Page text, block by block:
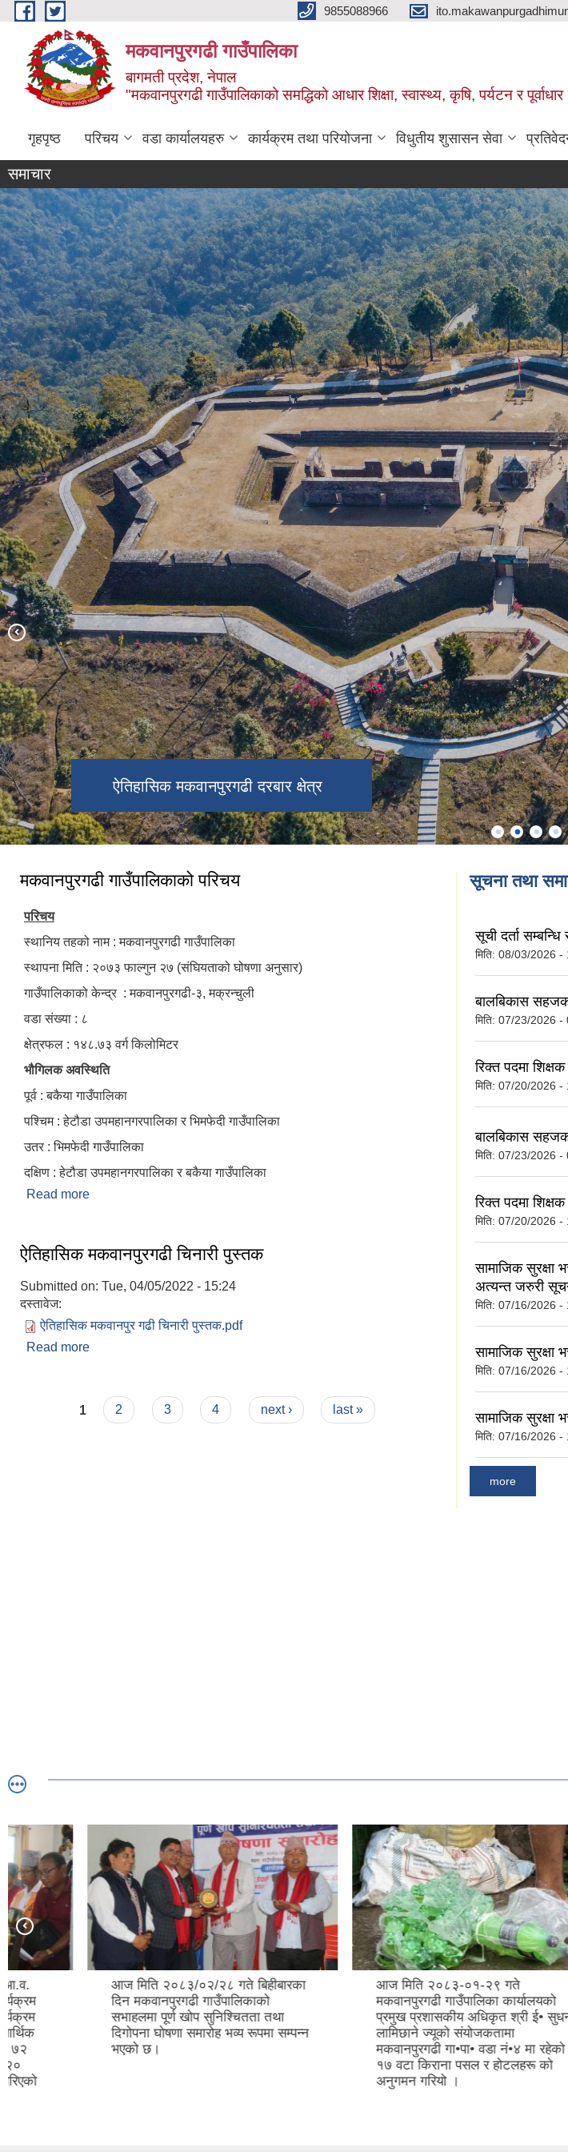
Skip to main content 9855088966
मकवानपुरगढी गाउँपालिका
बागमती प्रदेश, नेपाल
"मकवानपुरगढी गाउँपालिकाको समद्धिको आधार शिक्षा, स्‍वास्‍थ्‍य, कृषि, पर्यटन र पूर्वाधार
गृहपृष्ठ परिचय वडा कार्यालयहरु कार्यक्रम तथा परियोजना विधुतीय शुसासन सेवा
समाचार
मकवानपुरगढी गाउँपालिकाको दशौं गाउँसभा,
२०८०-१०-०५
ऐतिहासिक मकवानपुरगढी दरबार क्षेत्र
ऐतिहासिक प्रस्तावित ढुंगेगढी
मनकामना मन्दिर
सहिद रुद्रबहादुर पाख्रिन स्‍मृति वाटिका
मकवानपुरगढी गाउँपालिकाको परिचय
परिचय
स्थानिय तहको नाम : मकवानपुरगढी गाउँपालिका
स्थापना मिति : २०७३ फाल्गुन २७ (संघियताको घोषणा अनुसार)
गाउँपालिकाको केन्द्र : मकवानपुरगढी-३, मक्रन्चुली
वडा संख्या : ८
क्षेत्रफल : १४८.७३ वर्ग किलोमिटर
भौगिलक अवस्थिति
पूर्व : बकैया गाउँपालिका
पश्चिम : हेटौडा उपमहानगरपालिका र भिमफेदी गाउँपालिका
उतर : भिमफेदी गाउँपालिका
दक्षिण : हेटौडा उपमहानगरपालिका र बकैया गाउँपालिका
Read more
ऐतिहासिक मकवानपुरगढी चिनारी पुस्तक
Submitted on: Tue, 04/05/2022 - 15:24
दस्तावेज:
ऐतिहासिक मकवानपुर गढी चिनारी पुस्तक.pdf
Read more
Pages
1 2 3 4 next › last »
सूचना तथा
सूची दर्ता
मिति: 08/03/2026 -
बालबिकास
मिति: 07/23/2026 -
रिक्त पदमा
मिति: 07/20/2026 -
बालबिकास
मिति: 07/23/2026 -
रिक्त पदमा
मिति: 07/20/2026 -
सामाजिक सुरक्षा
अत्यन्त जरुरी
मिति: 07/16/2026 -
सामाजिक सुरक्षा
मिति: 07/16/2026 -
सामाजिक सुरक्षा
मिति: 07/16/2026 -
more
आज मिति २०८३/०२/२८ गते बिहीबारका
दिन मकवानपुरगढी गाउँपालिकाको
सभाहलमा पूर्ण खोप सुनिश्चितता तथा
दिगोपना घोषणा समारोह भव्य रूपमा सम्पन्न
आज मिति २०८३-०१-२९ गते
मकवानपुरगढी गाउँपालिका कार्यालयको
प्रमुख प्रशासकीय अधिकृत श्री ई• सुधन
लामिछाने ज्यूको संयोजकतामा
मकवानपुरगढी गा•पा• वडा नं•४ मा रहेको
१७ वटा किराना पसल र होटलहरू को
अनुगमन गरियो ।